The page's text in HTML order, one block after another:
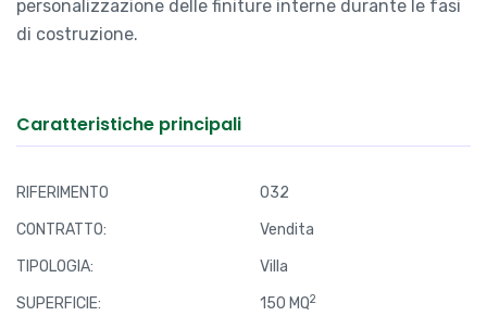
personalizzazione delle finiture interne durante le fasi
di costruzione.
Caratteristiche principali
RIFERIMENTO
032
CONTRATTO:
Vendita
TIPOLOGIA:
Villa
SUPERFICIE:
150 MQ2